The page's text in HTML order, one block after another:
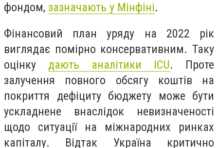
фондом, зазначають у Мінфіні.
Фінансовий план уряду на 2022 рік
виглядає помірно консервативним. Таку
оцінку дають аналітики ICU. Проте
залучення повного обсягу коштів на
покриття дефіциту бюджету може бути
ускладнене внаслідок невизначеності
щодо ситуації на міжнародних ринках
капіталу. Відтак Україна критично